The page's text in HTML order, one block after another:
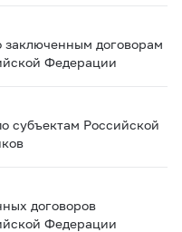
заключенным договорам
Федерации
субъектам Российской
договоров
Федерации